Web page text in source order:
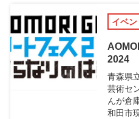
イベン
2024
青森県
芸術セ
んが倉
和田市